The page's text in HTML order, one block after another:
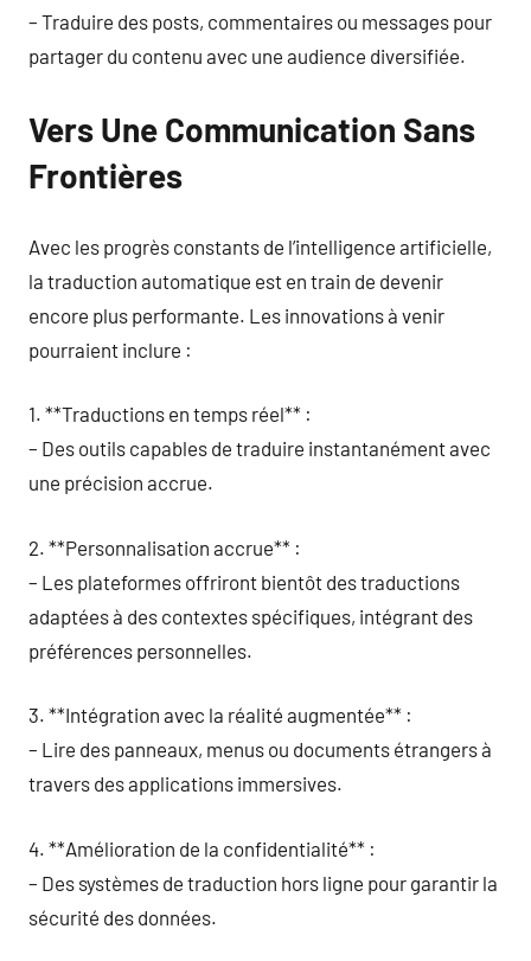
– Traduire des posts, commentaires ou messages pour
partager du contenu avec une audience diversifiée.
Vers Une Communication Sans
Frontières
Avec les progrès constants de l’intelligence artificielle,
la traduction automatique est en train de devenir
encore plus performante. Les innovations à venir
pourraient inclure :
1. **Traductions en temps réel** :
– Des outils capables de traduire instantanément avec
une précision accrue.
2. **Personnalisation accrue** :
– Les plateformes offriront bientôt des traductions
adaptées à des contextes spécifiques, intégrant des
préférences personnelles.
3. **Intégration avec la réalité augmentée** :
– Lire des panneaux, menus ou documents étrangers à
travers des applications immersives.
4. **Amélioration de la confidentialité** :
– Des systèmes de traduction hors ligne pour garantir la
sécurité des données.